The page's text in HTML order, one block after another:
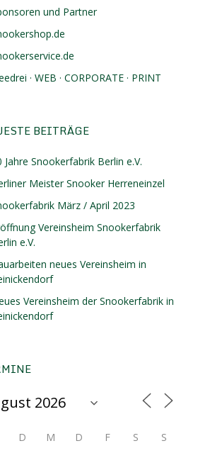
und Partner
· WEB · CORPORATE · PRINT
BEITRÄGE
Jahre Snookerfabrik Berlin e.V.
Meister Snooker Herreneinzel
März / April 2023
Vereinsheim Snookerfabrik
e.V.
neues Vereinsheim in
Vereinsheim der Snookerfabrik in
D M D F S S